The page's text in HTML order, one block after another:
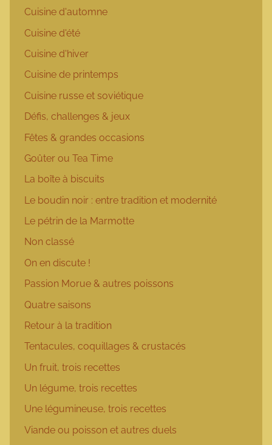
Cuisine d'automne
Cuisine d'été
Cuisine d'hiver
Cuisine de printemps
Cuisine russe et soviétique
Défis, challenges & jeux
Fêtes & grandes occasions
Goûter ou Tea Time
La boîte à biscuits
Le boudin noir : entre tradition et modernité
Le pétrin de la Marmotte
Non classé
On en discute !
Passion Morue & autres poissons
Quatre saisons
Retour à la tradition
Tentacules, coquillages & crustacés
Un fruit, trois recettes
Un légume, trois recettes
Une légumineuse, trois recettes
Viande ou poisson et autres duels